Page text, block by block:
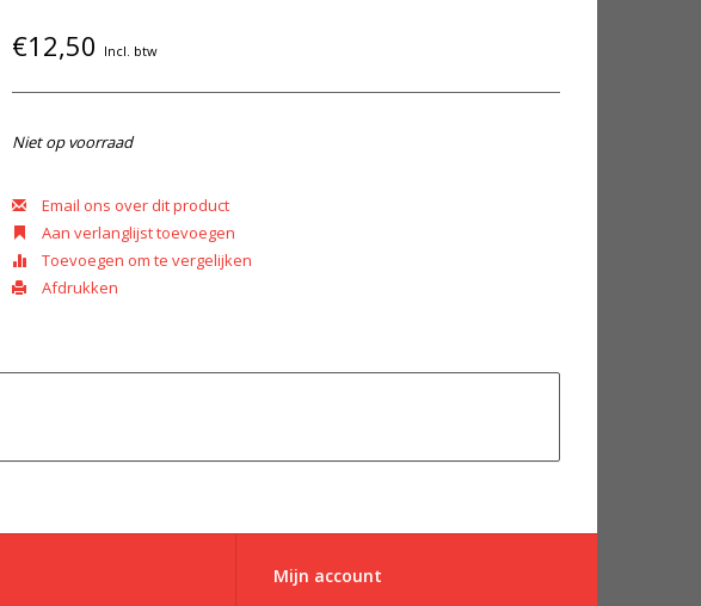
€12,50 Incl. btw
Niet op voorraad
Email ons over dit product
Aan verlanglijst toevoegen
Toevoegen om te vergelijken
Afdrukken
Mijn account